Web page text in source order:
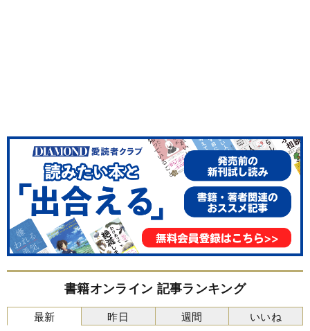
書籍オンライン 記事ランキング
最新 昨日 週間 いいね